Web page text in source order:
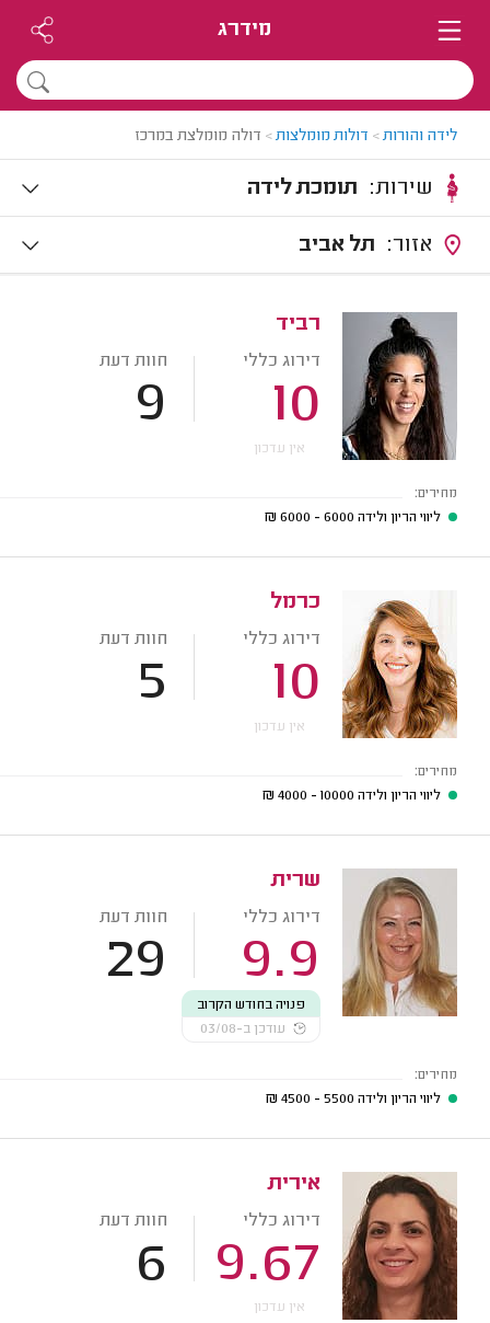
מידרג
לידה והורות> דולות מומלצות> דולה מומלצת במרכז
תומכת לידה
תל אביב
רביד
דירוג כללי
10
חוות דעת
9
אין עדכון
מחירים:
ליווי הריון ולידה 6000 - 6000
₪
כרמל
דירוג כללי
10
חוות דעת
5
אין עדכון
מחירים:
ליווי הריון ולידה 10000 - 4000
₪
שרית
דירוג כללי
9.9
חוות דעת
29
פנויה בחודש הקרוב
עודכן ב-03/08
מחירים:
ליווי הריון ולידה 5500 - 4500
₪
אירית
דירוג כללי
9.67
חוות דעת
6
אין עדכון